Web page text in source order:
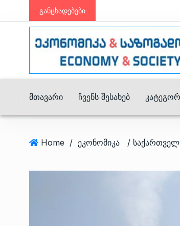
განცხადებები
Მთავარი Ჩვენს Შესახებ
Home / ეკონომიკა